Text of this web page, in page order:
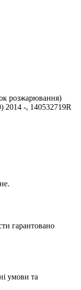
розжарювання)
2014 -, 140532719R
гарантовано
умови та